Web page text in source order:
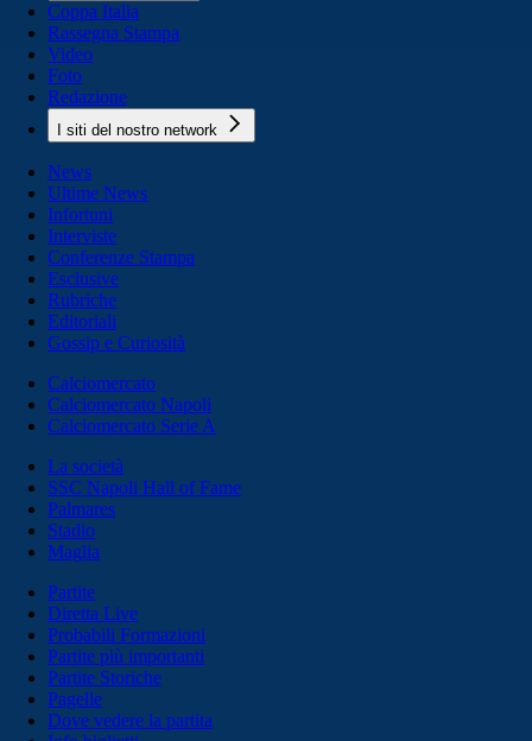
Coppa Italia
Rassegna Stampa
Video
Foto
Redazione
I siti del nostro network
News
Ultime News
Infortuni
Interviste
Conferenze Stampa
Esclusive
Rubriche
Editoriali
Gossip e Curiosità
Calciomercato
Calciomercato Napoli
Calciomercato Serie A
La società
SSC Napoli Hall of Fame
Palmares
Stadio
Maglia
Partite
Diretta Live
Probabili Formazioni
Partite più importanti
Partite Storiche
Pagelle
Dove vedere la partita